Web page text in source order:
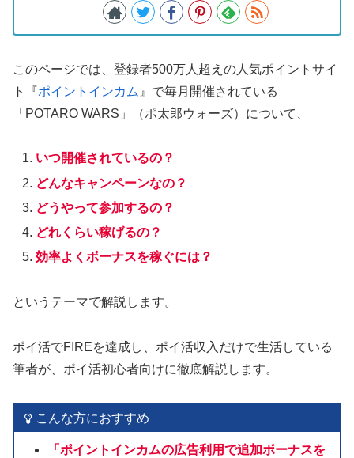
このページでは、登録者500万人超えの人気ポイントサイ
ト『ポイントインカム 』で毎月開催されている
「POTARO WARS」（ポ太郎ウォーズ）について、
いつ開催されているの？
どんなキャンペーンなの？
どうやって参加するの？
どれくらい稼げるの？
効率よくボーナスを稼ぐには？
というテーマで解説します。
ポイ活でFIREを達成し、ポイ活収入だけで生活している
筆者が、ポイ活初心者向けに徹底解説します。
こんな方におすすめ
「ポイントインカムの広告利用で追加ボーナスを